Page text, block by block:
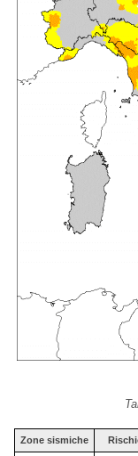
Zone sismiche